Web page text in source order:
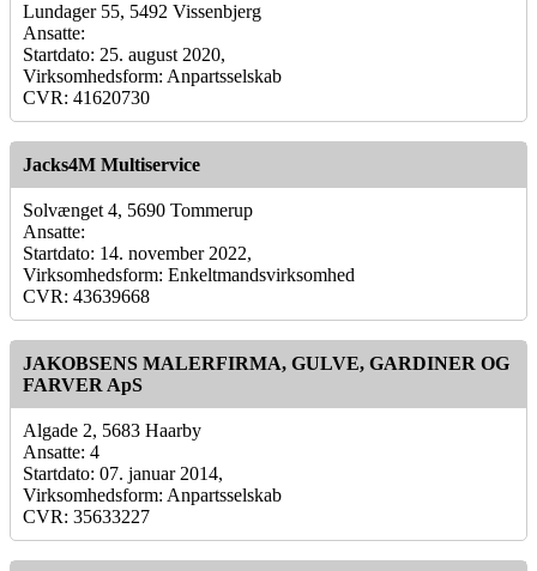
Lundager 55, 5492 Vissenbjerg
Ansatte:
Startdato: 25. august 2020,
Virksomhedsform: Anpartsselskab
CVR: 41620730
Jacks4M Multiservice
Solvænget 4, 5690 Tommerup
Ansatte:
Startdato: 14. november 2022,
Virksomhedsform: Enkeltmandsvirksomhed
CVR: 43639668
JAKOBSENS MALERFIRMA, GULVE, GARDINER OG
FARVER ApS
Algade 2, 5683 Haarby
Ansatte: 4
Startdato: 07. januar 2014,
Virksomhedsform: Anpartsselskab
CVR: 35633227